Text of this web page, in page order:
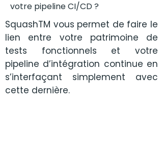
votre pipeline CI/CD ?
SquashTM vous permet de faire le
lien entre votre patrimoine de
tests fonctionnels et votre
pipeline d’intégration continue en
s’interfaçant simplement avec
cette dernière.